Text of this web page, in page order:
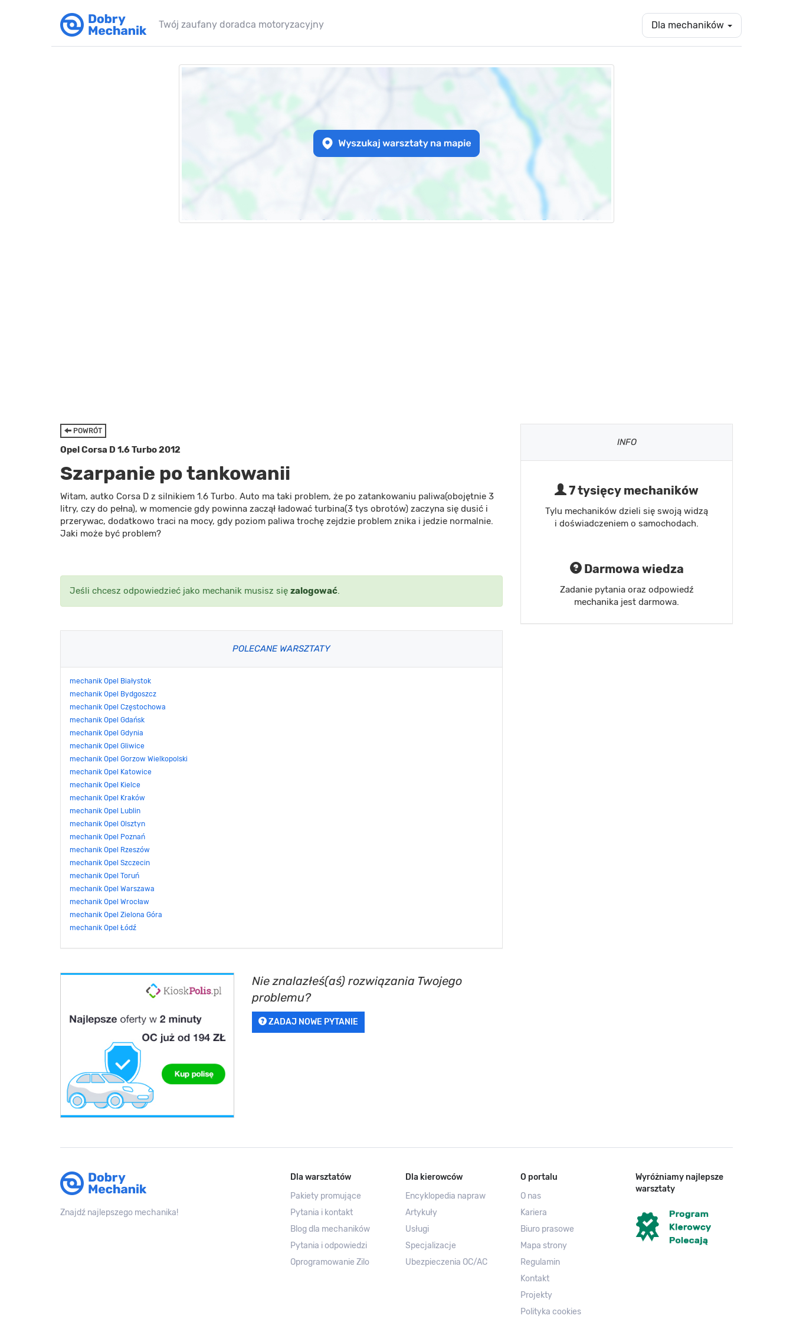
Twój zaufany doradca motoryzacyjny Dla mechaników
POWRÓT
Opel Corsa D 1.6 Turbo 2012
Szarpanie po tankowanii
Witam, autko Corsa D z silnikiem 1.6 Turbo. Auto ma taki problem, że po zatankowaniu paliwa(obojętnie 3
litry, czy do pełna), w momencie gdy powinna zaczął ładować turbina(3 tys obrotów) zaczyna się dusić i
przerywac, dodatkowo traci na mocy, gdy poziom paliwa trochę zejdzie problem znika i jedzie normalnie.
Jaki może być problem?
Jeśli chcesz odpowiedzieć jako mechanik musisz się zalogować.
POLECANE WARSZTATY
mechanik Opel Białystok
mechanik Opel Bydgoszcz
mechanik Opel Częstochowa
mechanik Opel Gdańsk
mechanik Opel Gdynia
mechanik Opel Gliwice
mechanik Opel Gorzow Wielkopolski
mechanik Opel Katowice
mechanik Opel Kielce
mechanik Opel Kraków
mechanik Opel Lublin
mechanik Opel Olsztyn
mechanik Opel Poznań
mechanik Opel Rzeszów
mechanik Opel Szczecin
mechanik Opel Toruń
mechanik Opel Warszawa
mechanik Opel Wrocław
mechanik Opel Zielona Góra
mechanik Opel Łódź
Nie znalazłeś(aś) rozwiązania Twojego
problemu?
ZADAJ NOWE PYTANIE
INFO
7 tysięcy mechaników
Tylu mechaników dzieli się swoją widzą
i doświadczeniem o samochodach.
Darmowa wiedza
Zadanie pytania oraz odpowiedź
mechanika jest darmowa.
Znajdź najlepszego mechanika!
Dla warsztatów
Pakiety promujące
Pytania i kontakt
Blog dla mechaników
Pytania i odpowiedzi
Oprogramowanie Zilo
Dla kierowców
Encyklopedia napraw
Artykuły
Usługi
Specjalizacje
Ubezpieczenia OC/AC
O portalu
O nas
Kariera
Biuro prasowe
Mapa strony
Regulamin
Kontakt
Projekty
Polityka cookies
Wyróżniamy najlepsze
warsztaty